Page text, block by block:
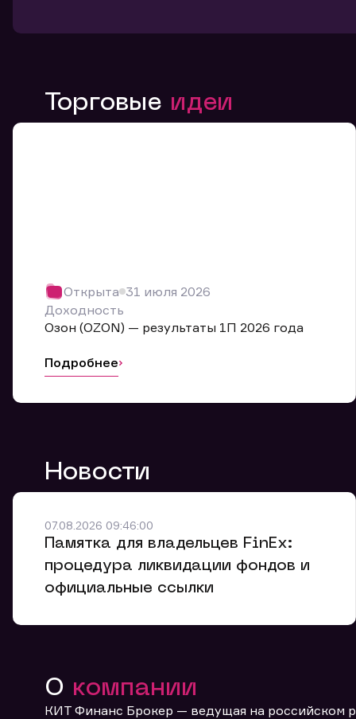
Торговые идеи
Открыта 31 июля 2026
Доходность
Озон (OZON) — результаты 1П 2026 года
Подробнее
Новости
07.08.2026 09:46:00
Памятка для владельцев FinEx:
процедура ликвидации фондов и
официальные ссылки
О компании
КИТ Финанс Брокер — ведущая на российском
Мы
Ваше